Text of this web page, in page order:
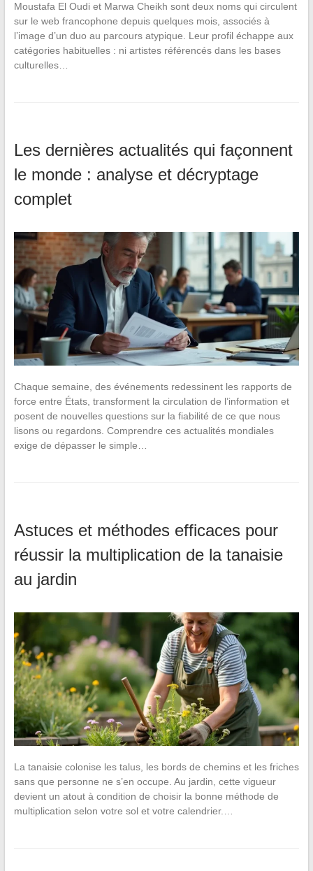
Moustafa El Oudi et Marwa Cheikh sont deux noms qui circulent
sur le web francophone depuis quelques mois, associés à
l’image d’un duo au parcours atypique. Leur profil échappe aux
catégories habituelles : ni artistes référencés dans les bases
culturelles…
Les dernières actualités qui façonnent
le monde : analyse et décryptage
complet
Chaque semaine, des événements redessinent les rapports de
force entre États, transforment la circulation de l’information et
posent de nouvelles questions sur la fiabilité de ce que nous
lisons ou regardons. Comprendre ces actualités mondiales
exige de dépasser le simple…
Astuces et méthodes efficaces pour
réussir la multiplication de la tanaisie
au jardin
La tanaisie colonise les talus, les bords de chemins et les friches
sans que personne ne s’en occupe. Au jardin, cette vigueur
devient un atout à condition de choisir la bonne méthode de
multiplication selon votre sol et votre calendrier.…